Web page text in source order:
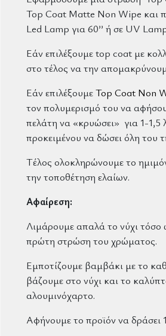
Top Coat Matte Non Wipe και
Led Lamp για 60’’ ή σε UV Lamp
Εάν επιλέξουμε top coat με
στο τέλος να την
Εάν επιλέξουμεTop Coat Non
τον πολυμερισμό του να
πελάτη να «κρυώσει» για 1-1,5
προκειμένου να δώσει όλη του
Τέλος ολοκληρώνουμε το
την τοποθέτηση ελαίων.
Αφαίρεση:
Λιμάρουμε απαλά το νύχι τόσο
πρώτη στρώση του χρώματος.
Εμποτίζουμε βαμβάκι με το
βάζουμε στο νύχι και το
αλουμινόχαρτο.
Αφήνουμε το προϊόν να δράσει